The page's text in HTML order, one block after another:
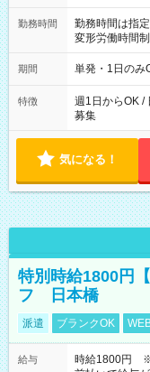
勤務時間
勤務時間は指
変形労働時間制 想定労
～21：00
期間 単発・1日のみ
特徴
週1日からOK /
募集
気になる！
特別時給1800円
フ 日本橋
派遣 ブランクOK
給与
時給1800円 ※